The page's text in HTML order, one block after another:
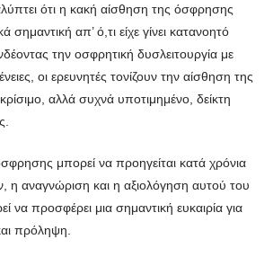
ότι η κακή αίσθηση της όσφρησης
σημαντική απ’ ό,τι είχε γίνει κατανοητό
την οσφρητική δυσλειτουργία με
οι ερευνητές τονίζουν την αίσθηση της
αλλά συχνά υποτιμημένο, δείκτη
μπορεί να προηγείται κατά χρόνια
η αναγνώριση και η αξιολόγηση αυτού του
να προσφέρει μια σημαντική ευκαιρία για
πρόληψη.